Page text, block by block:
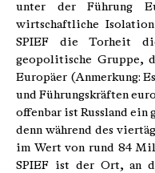
unter der Führung
wirtschaftliche
SPIEF die Torheit
geopolitische Gruppe,
Europäer (Anmerkung:
und Führungskräften
offenbar ist Russland ein
denn während des
im Wert von rund 84
SPIEF ist der Ort, an